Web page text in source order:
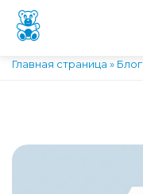
Главная страница » Блог